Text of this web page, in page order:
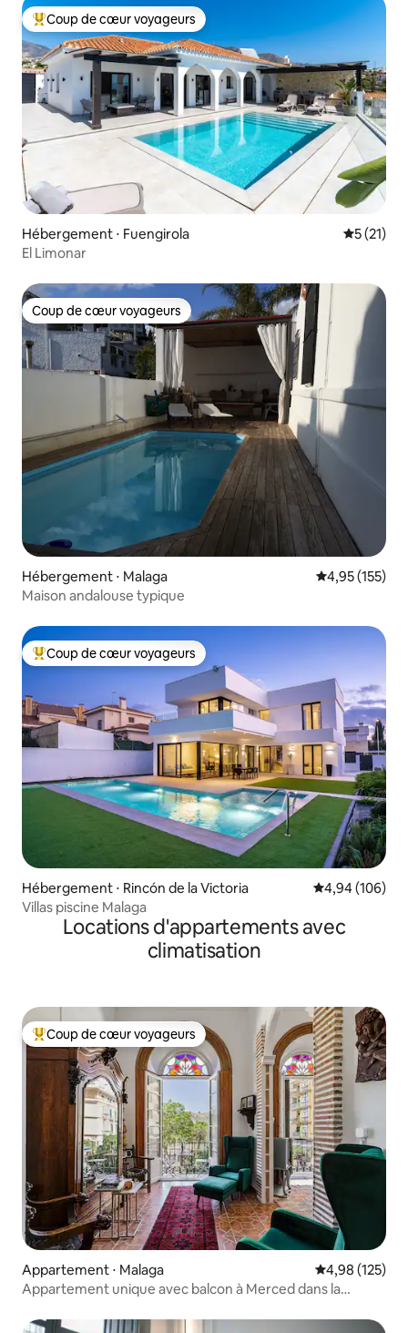
Coups de cœur voyageurs les plus appréciés
Coup de cœur voyageurs
Hébergement ⋅ Fuengirola
5 (21)
El Limonar
Coup de cœur voyageurs
Coup de cœur voyageurs
Hébergement ⋅ Malaga Évaluation
4,95 (155)
Maison andalouse typique
Coups de cœur voyageurs les plus appréciés
Coup de cœur voyageurs
Hébergement ⋅ Rincón de la Victoria Évaluation
4,94 (106)
Villas piscine Malaga
Locations d'appartements avec
climatisation
Coups de cœur voyageurs les plus appréciés
Coup de cœur voyageurs
Appartement ⋅ Malaga Évaluation
4,98 (125)
Appartement unique avec balcon à Merced dans la